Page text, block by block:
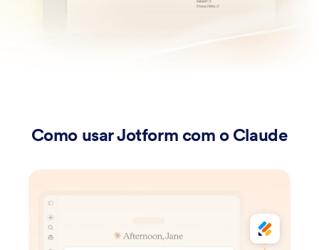
Como usar Jotform com o Claude